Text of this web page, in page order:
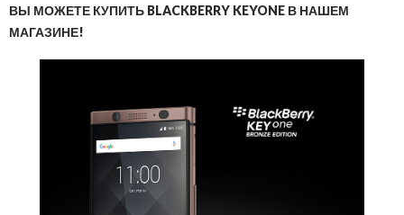
ВЫ МОЖЕТЕ КУПИТЬ BLACKBERRY KEYONE В НАШЕМ
МАГАЗИНЕ!